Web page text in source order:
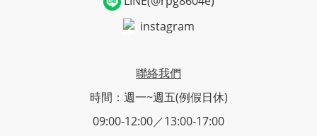
instagram
聯絡我們
時間：週一~週五(例假日休)
09:00-12:00／13:00-17:00